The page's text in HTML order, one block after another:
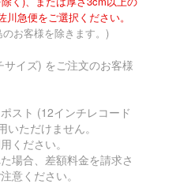
急便をご選択ください。
お客様を除きます。)
イズ) をご注文のお客様
スト (12インチレコード
ただけません。
ください。
場合、差額料金を請求さ
意ください。